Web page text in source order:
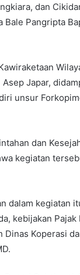
dan
Pangripta
Japar,
unsur
dan
kegiatan
dalam kegiatan
kebijakan
Dinas Koperasi